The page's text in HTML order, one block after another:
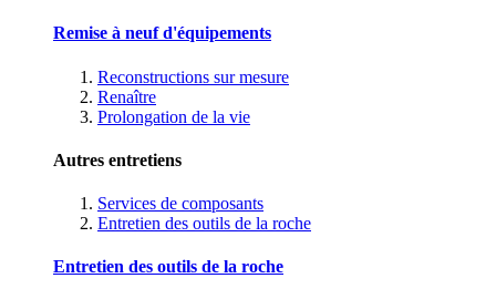
Remise à neuf d'équipements
Reconstructions sur mesure
Renaître
Prolongation de la vie
Autres entretiens
Services de composants
Entretien des outils de la roche
Entretien des outils de la roche